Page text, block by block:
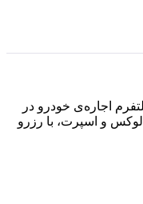
اجاره‌ی خودرو در
و اسپرت، با رزرو